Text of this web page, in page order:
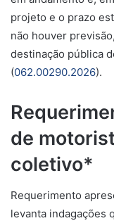
projeto e o prazo
não houver
destinação pública
(062.00290.2026).
de
coletivo*
Requerimento
levanta indagações